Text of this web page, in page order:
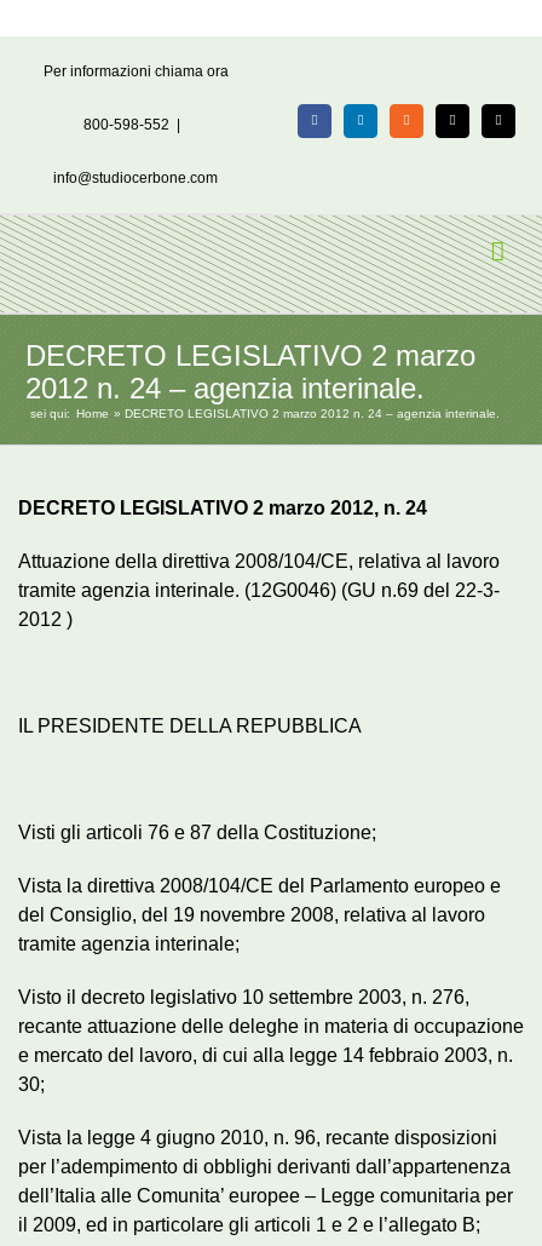
Per informazioni chiama ora
800-598-552
info@studiocerbone.com
FacebookLinkedIn Rss X Email
DECRETO LEGISLATIVO 2 marzo
2012 n. 24 – agenzia interinale.
sei qui: Home DECRETO LEGISLATIVO 2 marzo 2012 n. 24 – agenzia interinale.
DECRETO LEGISLATIVO 2 marzo 2012, n. 24
Attuazione della direttiva 2008/104/CE, relativa al lavoro
tramite agenzia interinale. (12G0046) (GU n.69 del 22-3-
2012 )
IL PRESIDENTE DELLA REPUBBLICA
Visti gli articoli 76 e 87 della Costituzione;
Vista la direttiva 2008/104/CE del Parlamento europeo e
del Consiglio, del 19 novembre 2008, relativa al lavoro
tramite agenzia interinale;
Visto il decreto legislativo 10 settembre 2003, n. 276,
recante attuazione delle deleghe in materia di occupazione
e mercato del lavoro, di cui alla legge 14 febbraio 2003, n.
30;
Vista la legge 4 giugno 2010, n. 96, recante disposizioni
per l’adempimento di obblighi derivanti dall’appartenenza
dell’Italia alle Comunita’ europee – Legge comunitaria per
il 2009, ed in particolare gli articoli 1 e 2 e l’allegato B;